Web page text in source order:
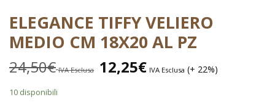
ELEGANCE TIFFY VELIERO
MEDIO CM 18X20 AL PZ
24,50€ IVA Esclusa 12,25€ IVA Esclusa (+ 22%)
10 disponibili